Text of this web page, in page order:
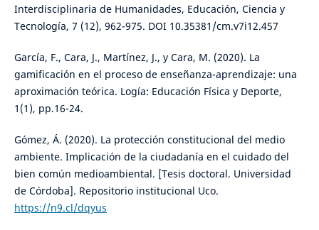
Interdisciplinaria de Humanidades, Educación, Ciencia y
Tecnología, 7 (12), 962-975. DOI 10.35381/cm.v7i12.457
García, F., Cara, J., Martínez, J., y Cara, M. (2020). La
gamificación en el proceso de enseñanza-aprendizaje: una
aproximación teórica. Logía: Educación Física y Deporte,
1(1), pp.16-24.
Gómez, Á. (2020). La protección constitucional del medio
ambiente. Implicación de la ciudadanía en el cuidado del
bien común medioambiental. [Tesis doctoral. Universidad
de Córdoba]. Repositorio institucional Uco.
https://n9.cl/dqyus